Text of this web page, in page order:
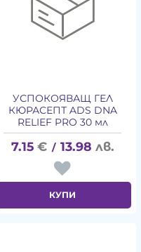
УСПОКОЯВАЩ ГЕЛ
КЮРАСЕПТ ADS DNA
RELIEF PRO 30 мл
7.15 € / 13.98 лв.
КУПИ